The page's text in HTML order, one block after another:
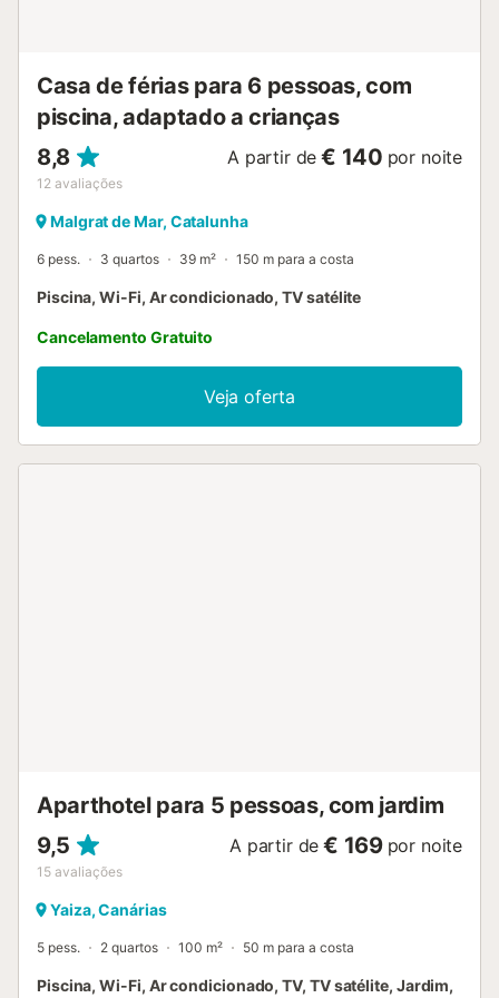
lagoa piscina infantil jardim com árvores e móveis de
jardim com espreguiçadeiras jardim comunitário com
árvores...
Casa de férias para 6 pessoas, com
piscina, adaptado a crianças
8,8
12 avaliações
A partir de € 140 por noite
Malgrat de Mar, Catalunha
6 pess. 3 quartos 39 m² 150 m para a costa
Piscina, Wi-Fi, Ar condicionado, TV satélite
Cancelamento Gratuito
Veja oferta
Aparthotel para 5 pessoas, com jardim
9,5
15 avaliações
A partir de € 169 por noite
Yaiza, Canárias
5 pess. 2 quartos 100 m² 50 m para a costa
Piscina, Wi-Fi, Ar condicionado, TV, TV satélite, Jardim,